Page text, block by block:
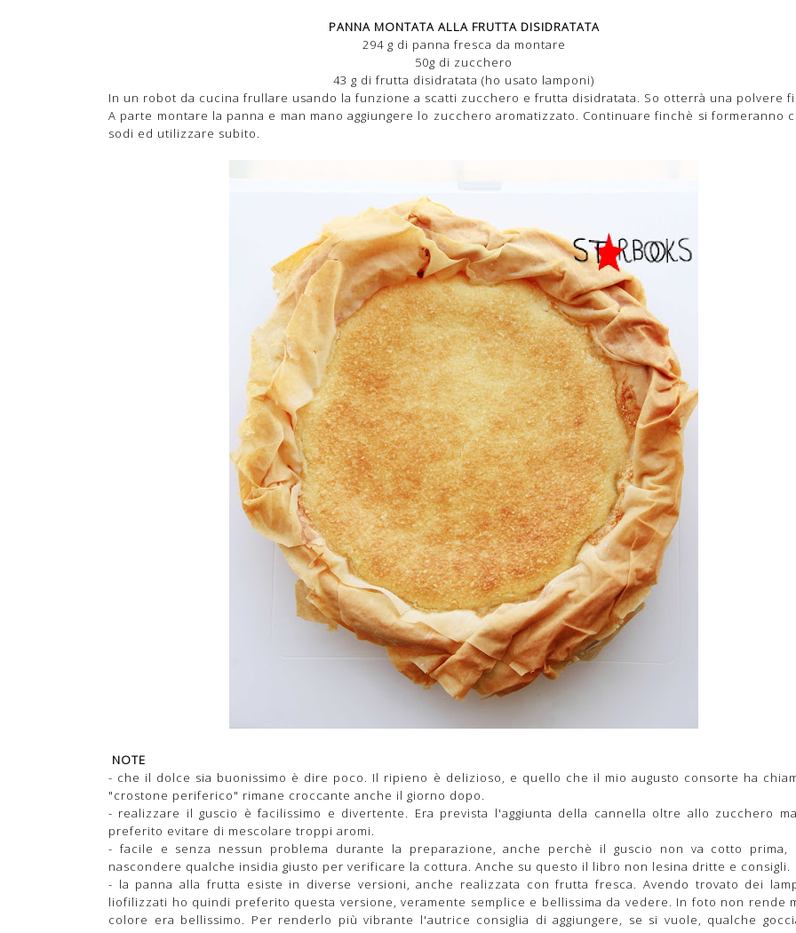
PANNA MONTATA ALLA FRUTTA DISIDRATATA
294 g di panna fresca da montare
50g di zucchero
43 g di frutta disidratata (ho usato lamponi)
In un robot da cucina frullare usando la funzione a scatti zucchero e frutta disidratata. So otterrà una polvere
A parte montare la panna e man mano aggiungere lo zucchero aromatizzato. Continuare finchè si formeranno
sodi ed utilizzare subito.
NOTE
- che il dolce sia buonissimo è dire poco. Il ripieno è delizioso, e quello che il mio augusto consorte ha
"crostone periferico" rimane croccante anche il giorno dopo.
- realizzare il guscio è facilissimo e divertente. Era prevista l'aggiunta della cannella oltre allo zucchero
preferito evitare di mescolare troppi aromi.
- facile e senza nessun problema durante la preparazione, anche perchè il guscio non va cotto prima,
nascondere qualche insidia giusto per verificare la cottura. Anche su questo il libro non lesina dritte e consigli.
- la panna alla frutta esiste in diverse versioni, anche realizzata con frutta fresca. Avendo trovato dei
liofilizzati ho quindi preferito questa versione, veramente semplice e bellissima da vedere. In foto non rende
colore era bellissimo. Per renderlo più vibrante l'autrice consiglia di aggiungere, se si vuole, qualche